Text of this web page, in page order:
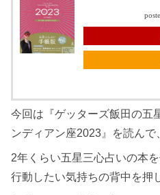
今回は『ゲッターズ飯田の五
ンディアン座2023』を読んで
2年くらい五星三心占いの本
行動したい気持ちの背中を押